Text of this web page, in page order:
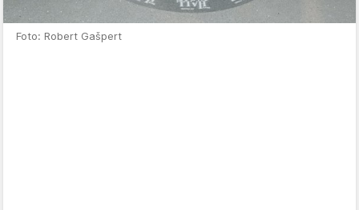
Foto: Robert Gašpert